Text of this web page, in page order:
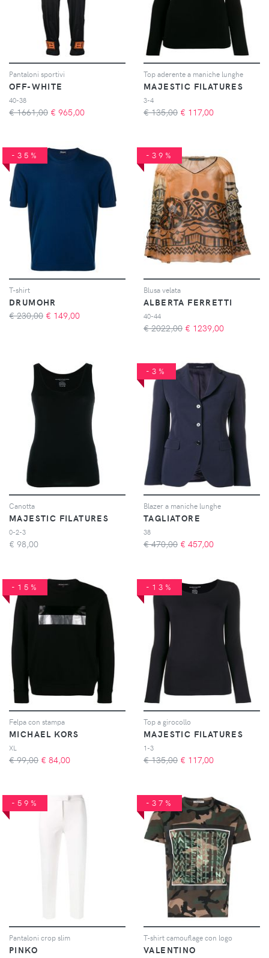
Pantaloni sportivi
OFF-WHITE
40-38
€ 1661,00 € 965,00
Top aderente a maniche lunghe
MAJESTIC FILATURES
3-4
€ 135,00 € 117,00
-35%
T-shirt
DRUMOHR
€ 230,00 € 149,00
-39%
Blusa velata
ALBERTA FERRETTI
40-44
€ 2022,00 € 1239,00
Canotta
MAJESTIC FILATURES
0-2-3
€ 98,00
-3%
Blazer a maniche lunghe
TAGLIATORE
38
€ 470,00 € 457,00
-15%
Felpa con stampa
MICHAEL KORS
XL
€ 99,00 € 84,00
-13%
Top a girocollo
MAJESTIC FILATURES
1-3
€ 135,00 € 117,00
-59%
Pantaloni crop slim
PINKO
-37%
T-shirt camouflage con logo
VALENTINO